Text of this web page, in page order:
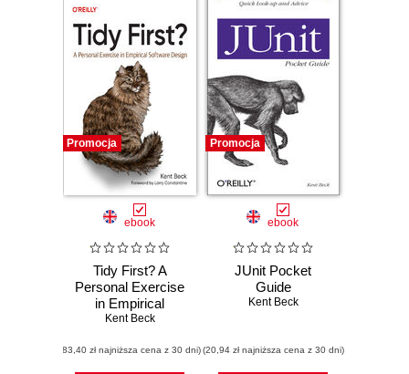
Promocja
ebook
Tidy First? A
Personal Exercise
in Empirical
Software Design
Kent Beck
(83,40 zł najniższa cena z 30 dni)
Promocja
ebook
JUnit Pocket
Guide
Kent Beck
(20,94 zł najniższa cena z 30 dni)